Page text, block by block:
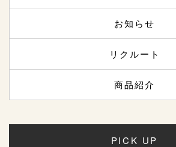
お知らせ
リクルート
商品紹介
PICK UP